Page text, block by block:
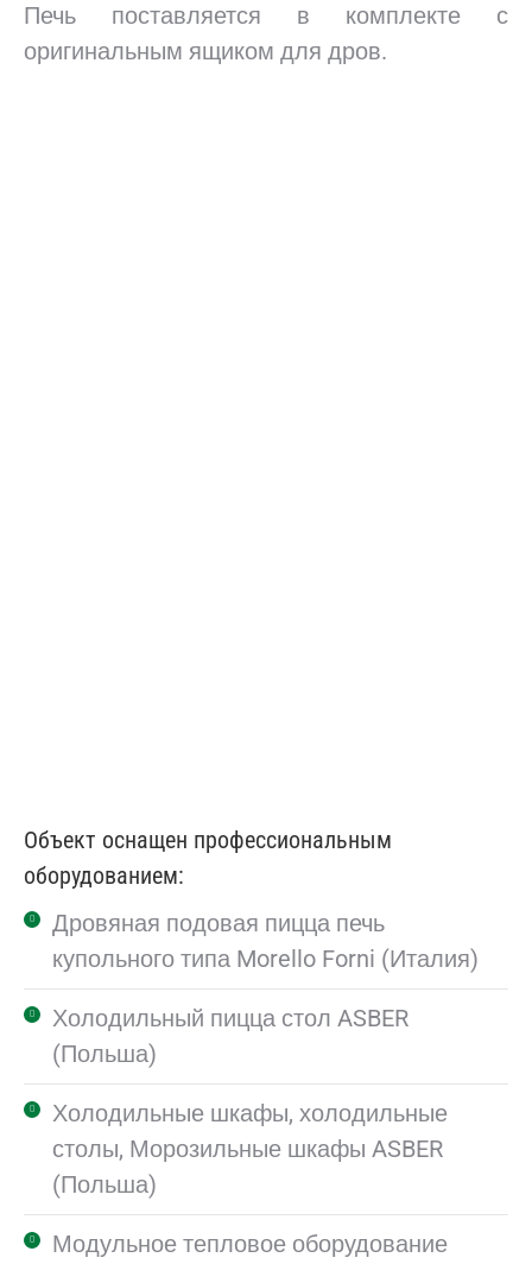
Печь поставляется в комплекте с
оригинальным ящиком для дров.
Объект оснащен профессиональным
оборудованием:
Дровяная подовая пицца печь
купольного типа Morello Forni (Италия)
Холодильный пицца стол ASBER
(Польша)
Холодильные шкафы, холодильные
столы, Морозильные шкафы ASBER
(Польша)
Модульное тепловое оборудование